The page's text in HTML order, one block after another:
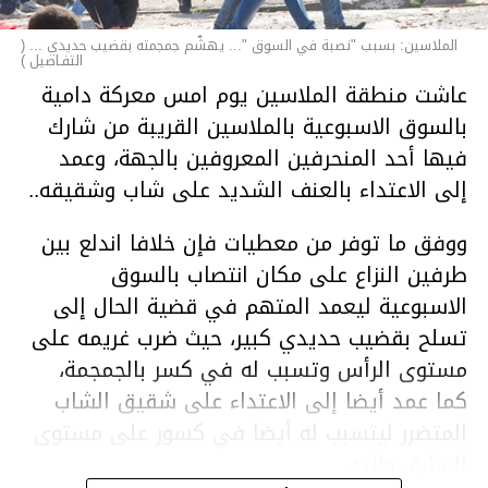
الملاسين: بسبب "نصبة في السوق "... يهشّم جمجمته بقضيب حديدي ... (
التفـاصيل )
عاشت منطقة الملاسين يوم امس معركة دامية
بالسوق الاسبوعية بالملاسين القريبة من شارك
فيها أحد المنحرفين المعروفين بالجهة، وعمد
إلى الاعتداء بالعنف الشديد على شاب وشقيقه..
ووفق ما توفر من معطيات فإن خلافا اندلع بين
طرفين النزاع على مكان انتصاب بالسوق
الاسبوعية ليعمد المتهم في قضية الحال إلى
تسلح بقضيب حديدي كبير، حيث ضرب غريمه على
مستوى الرأس وتسبب له في كسر بالجمجمة،
كما عمد أيضا إلى الاعتداء على شقيق الشاب
المتضرر ليتسبب له أيضا في كسور على مستوى